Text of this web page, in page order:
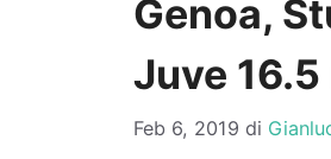
Genoa,
Juve
Feb 6, 2019 di